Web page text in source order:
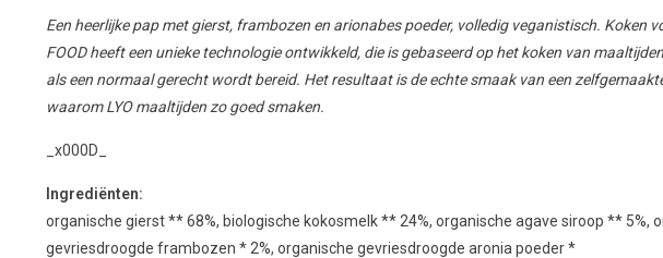
Een heerlijke pap met gierst, frambozen en arionabes poeder, volledig veganistisch. Koken
FOOD heeft een unieke technologie ontwikkeld, die is gebaseerd ophetkoken van maaltijden
als een normaal gerecht wordt bereid. Het resultaat is de echte smaak van een
waarom LYO maaltijden zo goed smaken.
_x000D_
Ingrediënten:
organische gierst**68%, biologische kokosmelk** 24%, organische agave siroop ** 5%,
gevriesdroogde frambozen * 2%, organische gevriesdroogde aronia poeder*